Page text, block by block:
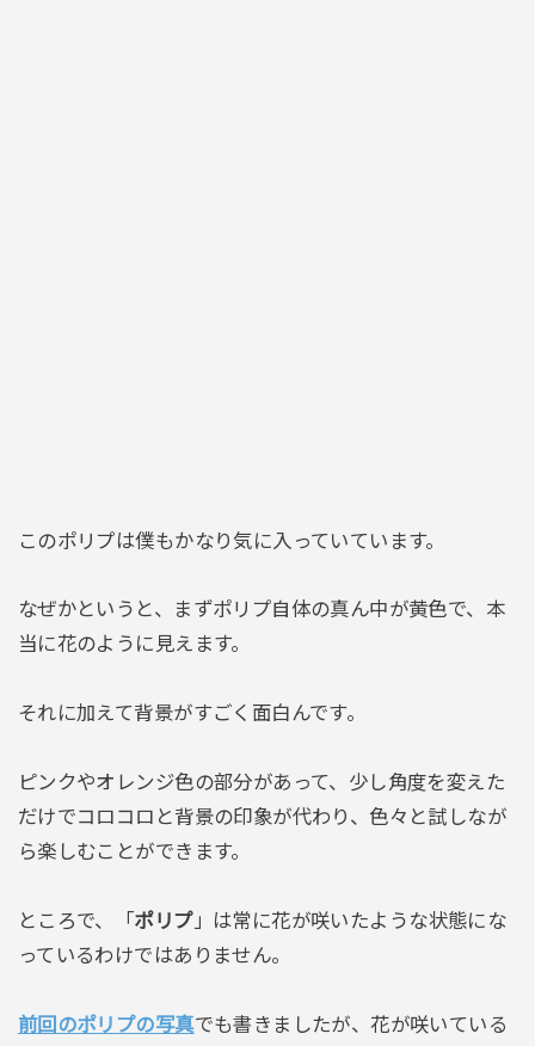
このポリプは僕もかなり気に入っていています。
なぜかというと、まずポリプ自体の真ん中が黄色で、本
当に花のように見えます。
それに加えて背景がすごく面白んです。
ピンクやオレンジ色の部分があって、少し角度を変えた
だけでコロコロと背景の印象が代わり、色々と試しなが
ら楽しむことができます。
ところで、「ポリプ」は常に花が咲いたような状態にな
っているわけではありません。
前回のポリプの写真でも書きましたが、花が咲いている